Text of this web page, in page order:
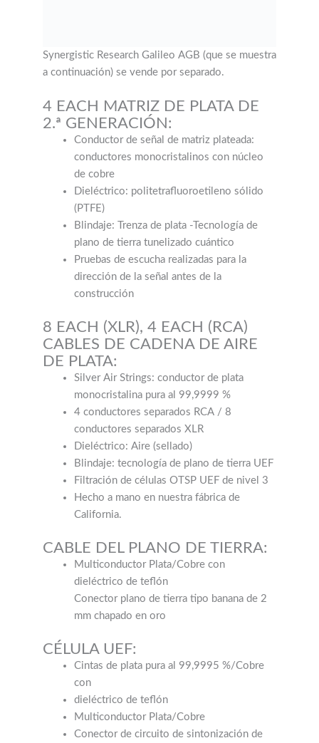
Synergistic Research Galileo AGB (que se muestra
a continuación) se vende por separado.
4 EACH MATRIZ DE PLATA DE
2.ª GENERACIÓN:
Conductor de señal de matriz plateada:
conductores monocristalinos con núcleo
de cobre
Dieléctrico: politetrafluoroetileno sólido
(PTFE)
Blindaje: Trenza de plata -Tecnología de
plano de tierra tunelizado cuántico
Pruebas de escucha realizadas para la
dirección de la señal antes de la
construcción
8 EACH (XLR), 4 EACH (RCA)
CABLES DE CADENA DE AIRE
DE PLATA:
Silver Air Strings: conductor de plata
monocristalina pura al 99,9999 %
4 conductores separados RCA / 8
conductores separados XLR
Dieléctrico: Aire (sellado)
Blindaje: tecnología de plano de tierra UEF
Filtración de células OTSP UEF de nivel 3
Hecho a mano en nuestra fábrica de
California.
CABLE DEL PLANO DE TIERRA:
Multiconductor Plata/Cobre con
dieléctrico de teflón
Conector plano de tierra tipo banana de 2
mm chapado en oro
CÉLULA UEF:
Cintas de plata pura al 99,9995 %/Cobre
con
dieléctrico de teflón
Multiconductor Plata/Cobre
Conector de circuito de sintonización de